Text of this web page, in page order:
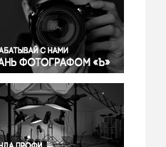
Политика
Правосудие
Происшествия и конфликты
Религия
Светская жизнь
Спорт
Экология
Экономика и бизнес